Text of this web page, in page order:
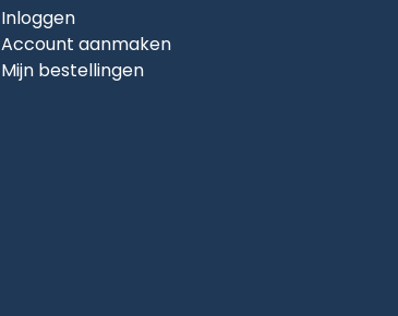
Inloggen
Account aanmaken
Mijn bestellingen